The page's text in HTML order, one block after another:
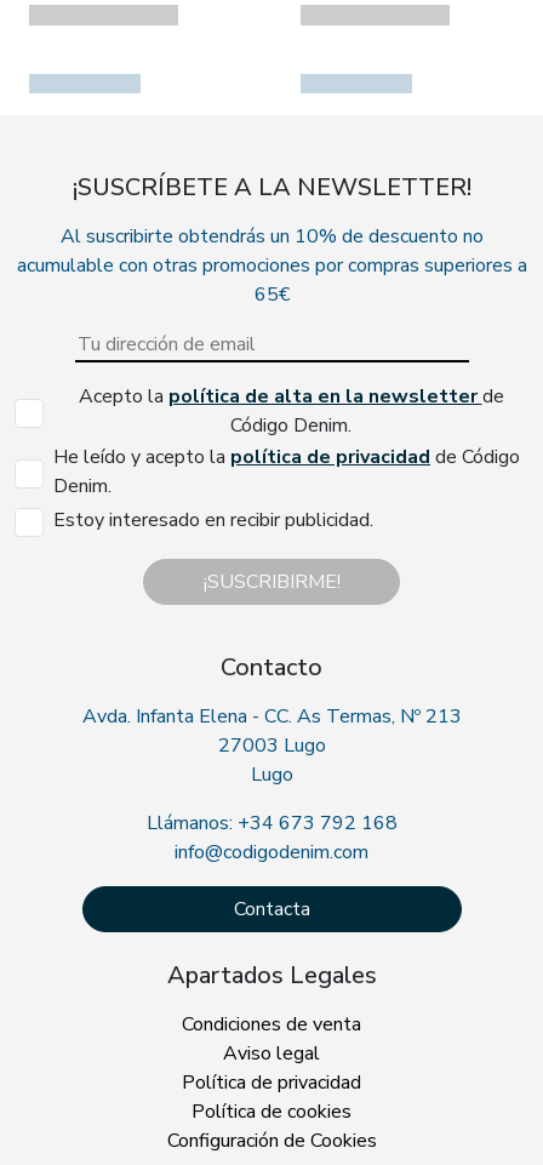
¡SUSCRÍBETE A LA NEWSLETTER!
Al suscribirte obtendrás un 10% de descuento no
acumulable con otras promociones por compras superiores a
65€
Acepto la política de alta en la newsletterde
Código Denim.
He leído y acepto la política de privacidadde Código
Denim.
Estoy interesado en recibir publicidad.
¡SUSCRIBIRME!
Contacto
Avda. Infanta Elena - CC. As Termas, Nº 213
27003 Lugo
Lugo
Llámanos: +34 673 792 168
info@codigodenim.com
Contacta
Apartados Legales
Condiciones de venta
Aviso legal
Política de privacidad
Política de cookies
Configuración de Cookies